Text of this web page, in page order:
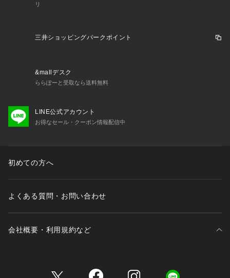
リ
三井ショッピングパークポイント
&mallデスク
ららぽーと受取なら送料無料
LINE公式アカウント
お得なセール・クーポン情報配信中
初めての方へ
よくある質問・お問い合わせ
会社概要・利用規約など